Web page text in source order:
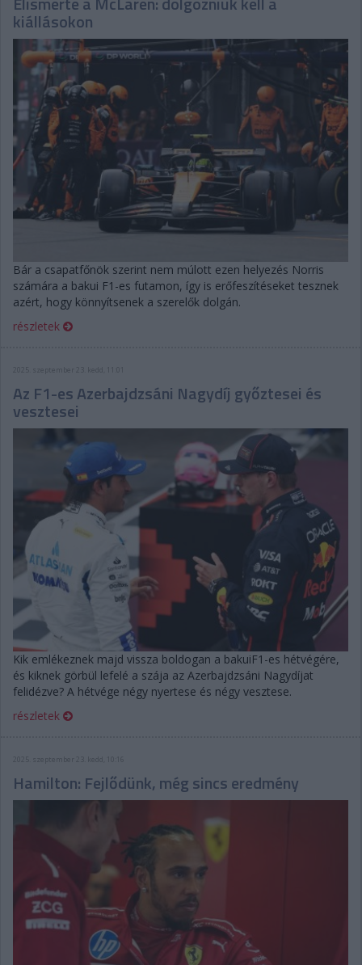
kiállásokon
Bár a csapatfőnök szerint nem múlott ezen helyezés Norris
számára a bakui F1-es futamon, így is erőfeszítéseket tesznek
azért, hogy könnyítsenek a szerelők dolgán.
részletek
2025. szeptember 23. kedd, 11:01
Az F1-es Azerbajdzsáni Nagydíj győztesei és
vesztesei
Kik emlékeznek majd vissza boldogan a bakuiF1-es hétvégére,
és kiknek görbül lefelé a szája az Azerbajdzsáni Nagydíjat
felidézve? A hétvége négy nyertese és négy vesztese.
részletek
2025. szeptember 23. kedd, 10:16
Hamilton: Fejlődünk, még sincs eredmény